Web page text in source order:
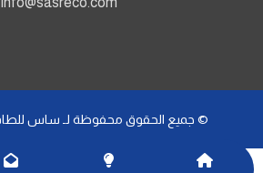
© جميع الحقوق محفوظة لـ ساس للطاقة